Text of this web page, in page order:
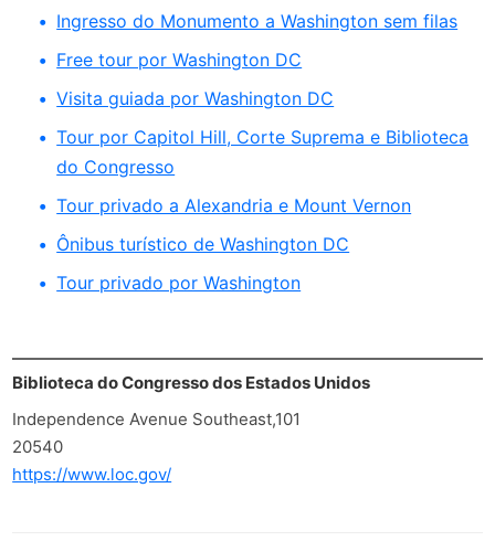
Ingresso do Monumento a Washington sem filas
Free tour por Washington DC
Visita guiada por Washington DC
Tour por Capitol Hill, Corte Suprema e Biblioteca
do Congresso
Tour privado a Alexandria e Mount Vernon
Ônibus turístico de Washington DC
Tour privado por Washington
Biblioteca do Congresso dos Estados Unidos
Independence Avenue Southeast,101
20540
https://www.loc.gov/